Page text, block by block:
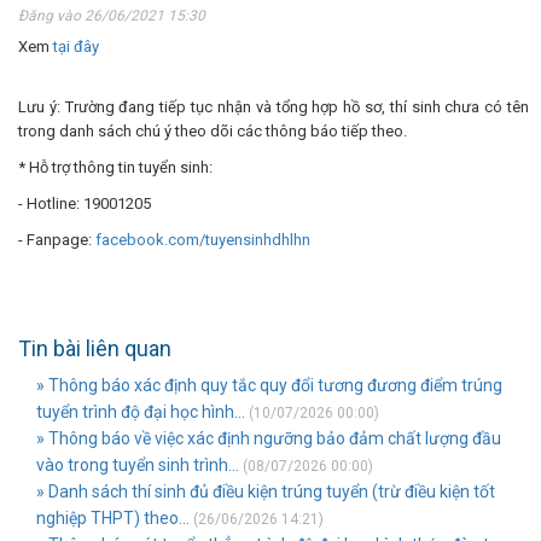
Đăng vào 26/06/2021 15:30
Xemtại đây
Lưu ý: Trường đang tiếp tục nhận và tổng hợp hồ sơ, thí sinh chưa có tên
trong danh sách chú ý theo dõi các thông báo tiếp theo.
* Hỗ trợ thông tin tuyển sinh:
- Hotline: 19001205
- Fanpage: facebook.com/tuyensinhdhlhn
Tin bài liên quan
» Thông báo xác định quy tắc quy đổi tương đương điểm trúng
tuyển trình độ đại học hình...
(10/07/2026 00:00)
» Thông báo về việc xác định ngưỡng bảo đảm chất lượng đầu
vào trong tuyển sinh trình...
(08/07/2026 00:00)
» Danh sách thí sinh đủ điều kiện trúng tuyển (trừ điều kiện tốt
nghiệp THPT) theo...
(26/06/2026 14:21)